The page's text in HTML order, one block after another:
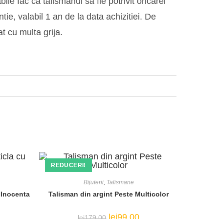
valabil 1 an de la data achizitiei. De
cu multa grija.
REDUCERI!
Bijuterii, Talismane
Talisman din argint Peste Multicolor
Prețul
lei99,00Prețul